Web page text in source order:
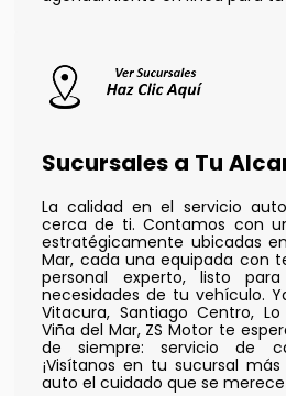
Sucursales a Tu
La calidad en el servicio
cerca de ti. Contamos con
estratégicamente ubicadas
Mar, cada una equipada con
personal experto, listo
necesidades de tu vehículo.
Vitacura, Santiago Centro,
Viña del Mar, ZS Motor te
de siempre: servicio de
¡Visítanos en tu sucursal
auto el cuidado que se